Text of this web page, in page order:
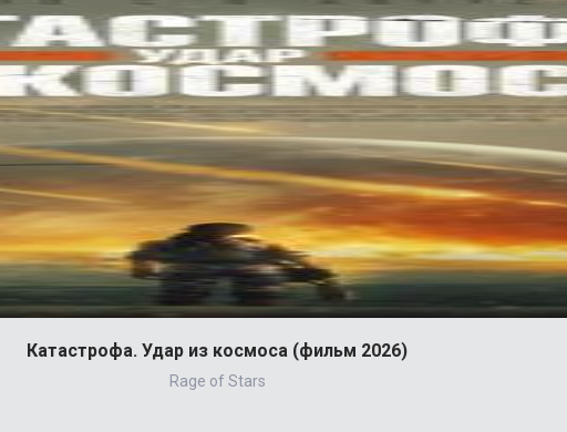
Катастрофа. Удар из космоса (фильм 2026)
Rage of Stars